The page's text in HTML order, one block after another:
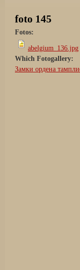
foto 145
Fotos:
abelgium_136.jpg
Which Fotogallery:
Замки ордена